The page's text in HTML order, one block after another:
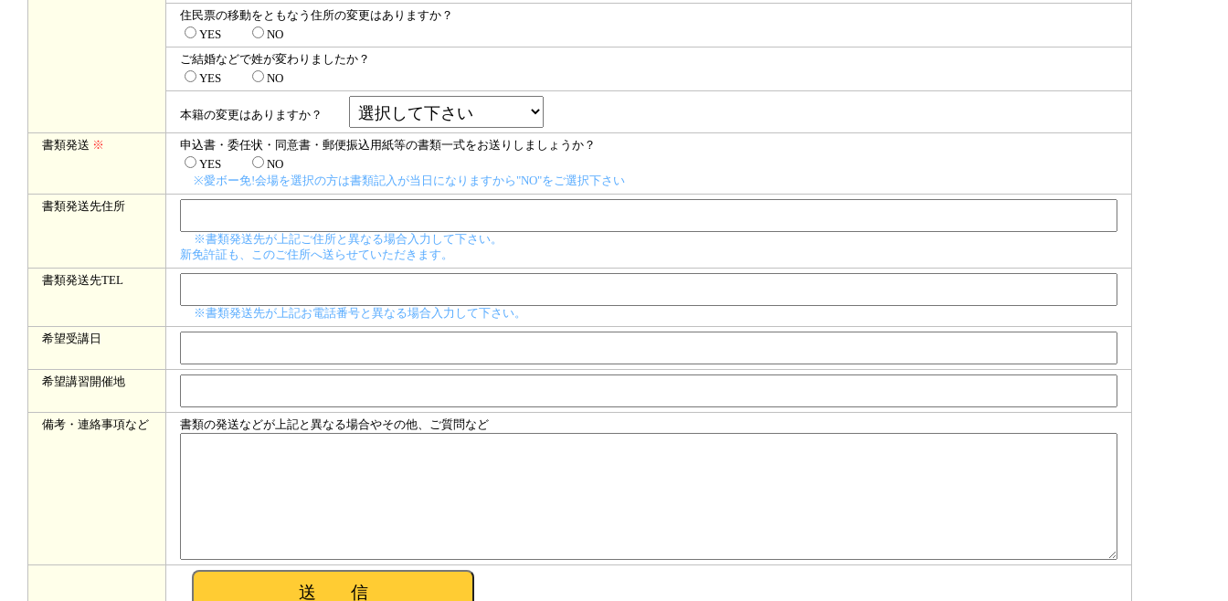
住民票の移動をともなう住所の変更はありますか？
YES
NO
ご結婚などで姓が変わりましたか？
YES
NO
本籍の変更はありますか？
書類発送 ※
申込書・委任状・同意書・郵便振込用紙等の書類一式をお送りしましょうか？
YES
NO
※愛ボー免!会場を選択の方は書類記入が当日になりますから"NO"をご選択下さい
書類発送先住所
※書類発送先が上記ご住所と異なる場合入力して下さい。
新免許証も、このご住所へ送らせていただきます。
書類発送先TEL
※書類発送先が上記お電話番号と異なる場合入力して下さい。
希望受講日
希望講習開催地
備考・連絡事項など 書類の発送などが上記と異なる場合やその他、ご質問など